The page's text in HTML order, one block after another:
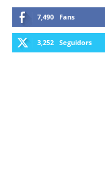
7,490 Fans
3,252 Seguidors